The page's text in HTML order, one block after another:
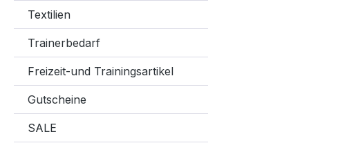
Textilien
Trainerbedarf
Freizeit-und Trainingsartikel
Gutscheine
SALE